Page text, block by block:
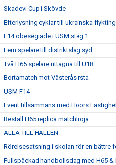
Skadevi Cup i Skövde
Efterlysning cyklar till ukrainska
F14 obesegrade i USM steg 1
Fem spelare till distriktslag syd
Två H65 spelare uttagna till U18
Bortamatch mot VästeråsIrsta
USM F14
Event tillsammans med Höörs
Beställ H65 replica matchtröja
ALLA TILL HALLEN
Rörelsesatsning i skolan för en bättre
Fullspäckad handbollsdag med H65 &